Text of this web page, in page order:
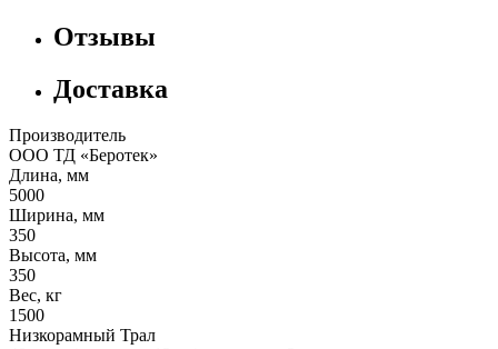
Отзывы
Доставка
Производитель
ООО ТД «Беротек»
Длина, мм
5000
Ширина, мм
350
Высота, мм
350
Вес, кг
1500
Низкорамный Трал